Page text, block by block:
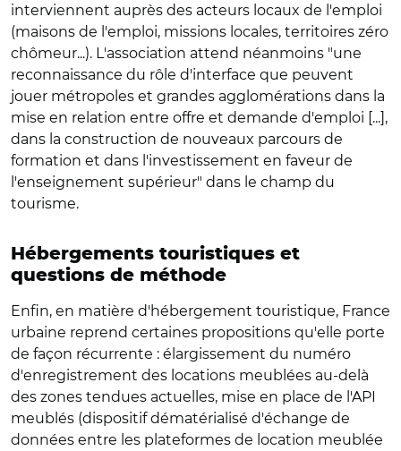
interviennent auprès des acteurs locaux de l'emploi
(maisons de l'emploi, missions locales, territoires zéro
chômeur...). L'association attend néanmoins "une
reconnaissance du rôle d'interface que peuvent
jouer métropoles et grandes agglomérations dans la
mise en relation entre offre et demande d'emploi [...],
dans la construction de nouveaux parcours de
formation et dans l'investissement en faveur de
l'enseignement supérieur" dans le champ du
tourisme.
Hébergements touristiques et
questions de méthode
Enfin, en matière d'hébergement touristique, France
urbaine reprend certaines propositions qu'elle porte
de façon récurrente : élargissement du numéro
d'enregistrement des locations meublées au-delà
des zones tendues actuelles, mise en place de l'API
meublés (dispositif dématérialisé d'échange de
données entre les plateformes de location meublée